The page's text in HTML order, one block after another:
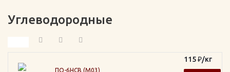
Углеводородные
ПО-6НСВ (М03)
115₽/кг